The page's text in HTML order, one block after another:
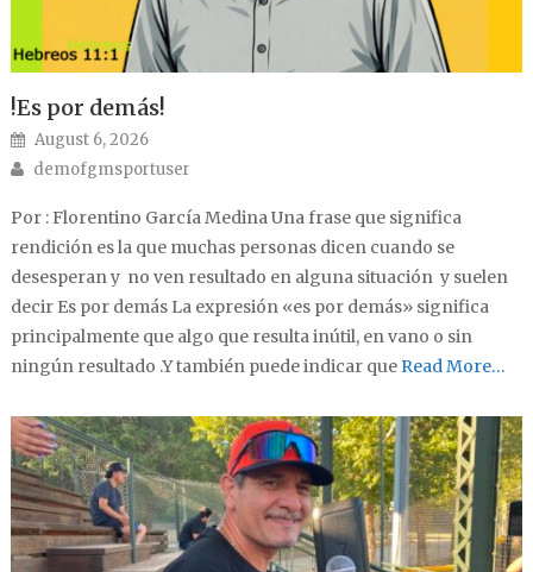
!Es por demás!
Posted on
August 6, 2026
Author
demofgmsportuser
Por : Florentino García Medina Una frase que significa
rendición es la que muchas personas dicen cuando se
desesperan y no ven resultado en alguna situación y suelen
decir Es por demás La expresión «es por demás» significa
principalmente que algo que resulta inútil, en vano o sin
ningún resultado .Y también puede indicar queRead More…